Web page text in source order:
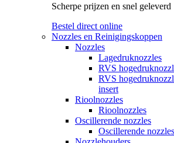
Scherpe prijzen en snel geleverd
Bestel direct online
Nozzles en Reinigingskoppen
Nozzles
Lagedruknozzles
RVS
RVS
insert
Rioolnozzles
Rioolnozzles
Oscillerende nozzles
Oscillerende nozzles